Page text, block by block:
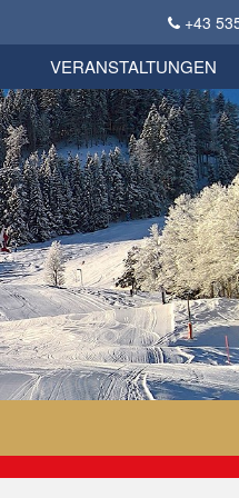
+43
KSC Sportgeschichte
Bekleidungsshop
VERANSTALTUNGEN